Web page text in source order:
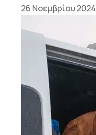
26 Νοεμβρίου 2024